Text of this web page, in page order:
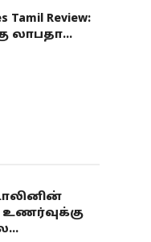
Tamil Review:
லாபதா...